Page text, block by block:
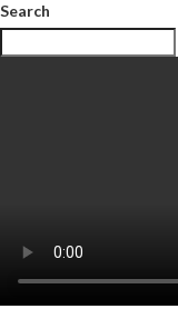
Search